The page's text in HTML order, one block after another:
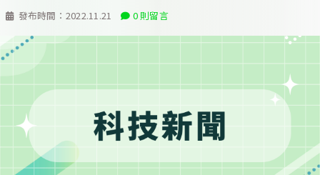
發布時間： 2022.11.21 0 則留言